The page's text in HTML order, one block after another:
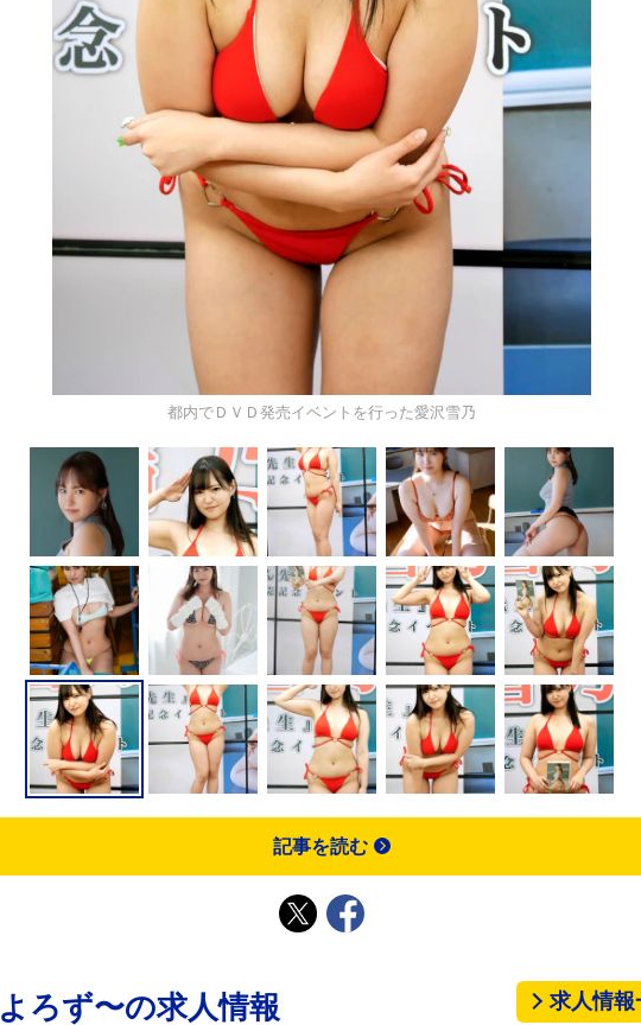
都内でＤＶＤ発売イベントを行った愛沢雪乃
記事を読む
よろず〜の求人情報 求人情報